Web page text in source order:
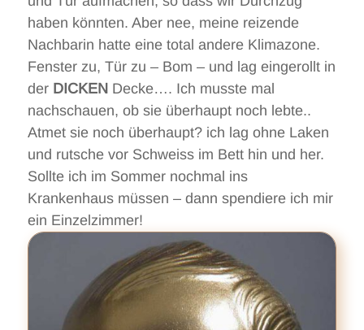
haben könnten. Aber nee, meine reizende
Nachbarin hatte eine total andere Klimazone.
Fenster zu, Tür zu – Bom – und lag eingerollt in
der DICKEN Decke…. Ich musste mal
nachschauen, ob sie überhaupt noch lebte..
Atmet sie noch überhaupt? ich lag ohne Laken
und rutsche vor Schweiss im Bett hin und her.
Sollte ich im Sommer nochmal ins
Krankenhaus müssen – dann spendiere ich mir
ein Einzelzimmer!